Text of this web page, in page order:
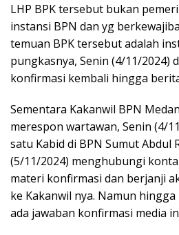
LHP BPK tersebut bukan
instansi BPN dan yg
temuan BPK tersebut adalah
pungkasnya, Senin (4/11/2024)
konfirmasi kembali hingga
Sementara Kakanwil BPN
merespon wartawan, Senin (4/
satu Kabid di BPN Sumut Abdul
(5/11/2024) menghubungi
materi konfirmasi dan berjanji
ke Kakanwil nya. Namun
ada jawaban konfirmasi media